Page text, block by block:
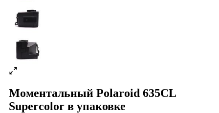
Моментальный Polaroid 635CL
Supercolor в упаковке